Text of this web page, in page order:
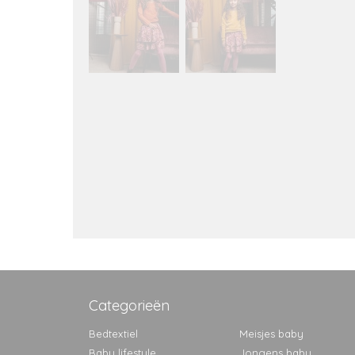
Categorieën
Bedtextiel
Meisjes baby